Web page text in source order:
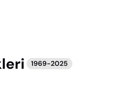
1969-2025